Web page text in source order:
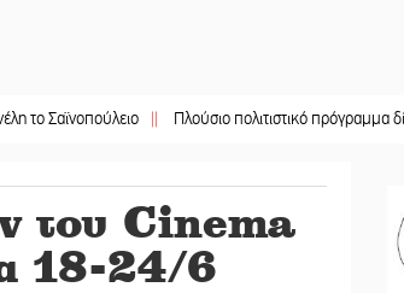
|| Πλούσιο πολιτιστικό πρόγραμμα δίνει
του Cinema
18-24/6